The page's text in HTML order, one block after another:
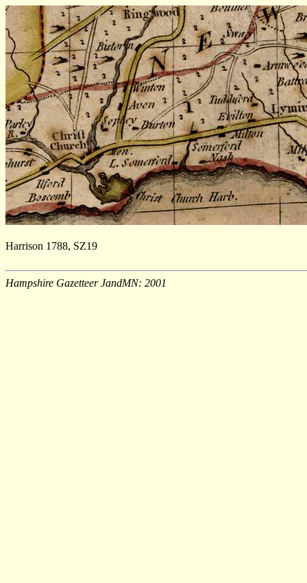
Harrison 1788, SZ19
Hampshire Gazetteer JandMN: 2001